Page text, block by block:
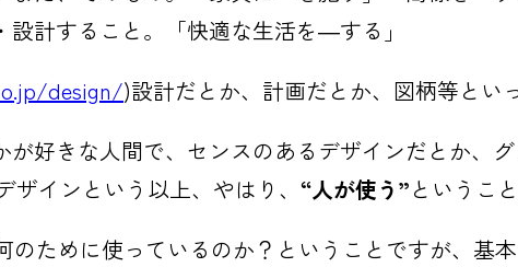
設計すること。「快適な生活を―する」
design/)設計だとか、計画だとか、図柄等とい
好きな人間で、センスのあるデザインだとか、
ザインという以上、やはり、 “人が使う”というこ
のために使っているのか？ということですが、基